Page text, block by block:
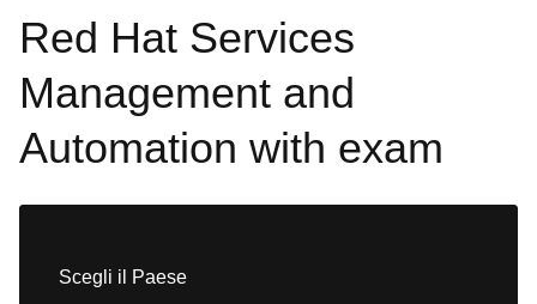
Red Hat Services
Management and
Automation with exam
Scegli il Paese